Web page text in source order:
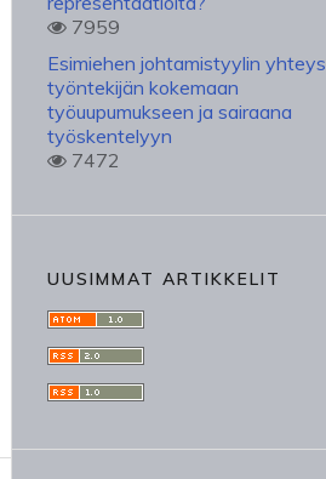
7959
Esimiehen johtamistyylin yhteys
työntekijän kokemaan
työuupumukseen ja sairaana
työskentelyyn
7472
UUSIMMAT ARTIKKELIT